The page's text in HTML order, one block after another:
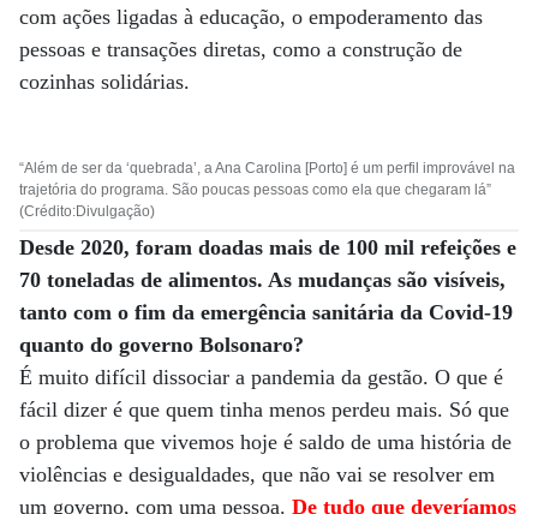
com ações ligadas à educação, o empoderamento das
pessoas e transações diretas, como a construção de
cozinhas solidárias.
“Além de ser da ‘quebrada’, a Ana Carolina [Porto] é um perfil improvável na
trajetória do programa. São poucas pessoas como ela que chegaram lá”
(Crédito:Divulgação)
Desde 2020, foram doadas mais de 100 mil refeições e
70 toneladas de alimentos. As mudanças são visíveis,
tanto com o fim da emergência sanitária da Covid-19
quanto do governo Bolsonaro?
É muito difícil dissociar a pandemia da gestão. O que é
fácil dizer é que quem tinha menos perdeu mais. Só que
o problema que vivemos hoje é saldo de uma história de
violências e desigualdades, que não vai se resolver em
um governo, com uma pessoa. De tudo que deveríamos